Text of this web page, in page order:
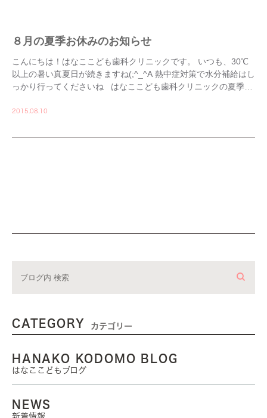
８月の夏季お休みのお知らせ
こんにちは！はなここども歯科クリニックです。 いつも、30℃
以上の暑い真夏日が続きますね(;^_^A 熱中症対策で水分補給はし
っかり行ってくださいね はなここども歯科クリニックの夏季休
2015.08.10
CATEGORY カテゴリー
HANAKO KODOMO BLOG
はなここどもブログ
NEWS
新着情報